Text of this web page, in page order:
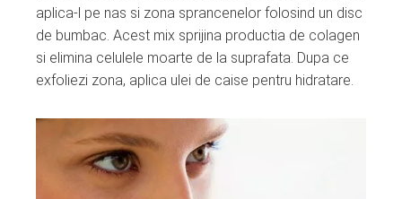
aplica-l pe nas si zona sprancenelor folosind un disc
de bumbac. Acest mix sprijina productia de colagen
si elimina celulele moarte de la suprafata. Dupa ce
exfoliezi zona, aplica ulei de caise pentru hidratare.